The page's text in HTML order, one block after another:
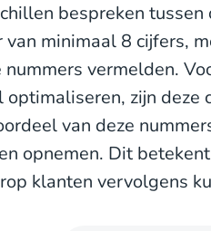
bespreken
van minimaal 8 cijfers,
vermelden.
zijn deze
van deze
opnemen. Dit
klanten vervolgens